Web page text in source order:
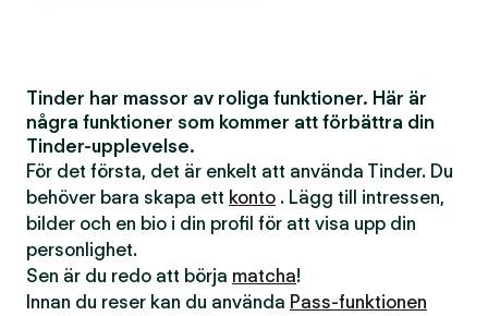
Tinder har massor av roliga funktioner. Här är
några funktioner som kommer att förbättra din
Tinder-upplevelse.
För det första, det är enkelt att använda Tinder. Du
behöver bara skapa ett konto . Lägg till intressen,
bilder och en bio i din profil för att visa upp din
personlighet.
Sen är du redo att börja matcha!
Innan du reser kan du använda Pass-funktionen